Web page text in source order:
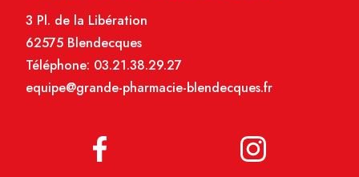
3 Pl. de la Libération
62575 Blendecques
Téléphone: 03.21.38.29.27
equipe@grande-pharmacie-blendecques.fr